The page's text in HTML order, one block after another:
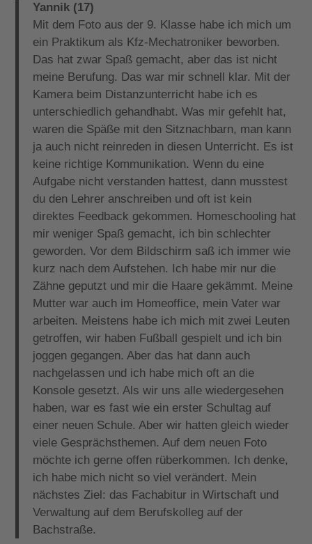
Yannik (17)
Mit dem Foto aus der 9. Klasse habe ich mich um
ein Praktikum als Kfz-Mechatroniker beworben.
Das hat zwar Spaß gemacht, aber das ist nicht
meine Berufung. Das war mir schnell klar. Mit der
Kamera beim Distanzunterricht habe ich es
unterschiedlich gehandhabt. Was mir gefehlt hat,
waren die Späße mit den Sitznachbarn, man kann
ja auch nicht reinreden in diesen Unterricht. Es ist
keine richtige Kommunikation. Wenn du eine
Aufgabe nicht verstanden hattest, dann musstest
du den Lehrer anschreiben und oft ist kein
direktes Feedback gekommen. Homeschooling hat
mir weniger Spaß gemacht, ich bin schlechter
geworden. Vor dem Bildschirm saß ich immer wie
kurz nach dem Aufstehen. Ich habe mir nur die
Zähne geputzt und mir die Haare gekämmt. Meine
Mutter war auch im Homeoffice, mein Vater war
arbeiten. Meistens habe ich mich mit zwei Leuten
getroffen, wir haben Fußball gespielt und ich bin
joggen gegangen. Aber das hat dann auch
nachgelassen und ich habe mich oft an die
Konsole gesetzt. Als wir uns alle wiedergesehen
haben, war es fast wie ein erster Schultag auf
einer neuen Schule. Aber wir hatten gleich wieder
viele Gesprächsthemen. Auf dem neuen Foto
möchte ich gerne offen rüberkommen. Ich denke,
ich habe mich nicht so viel verändert. Mein
nächstes Ziel: das Fachabitur in Wirtschaft und
Verwaltung auf dem Berufskolleg auf der
Bachstraße.